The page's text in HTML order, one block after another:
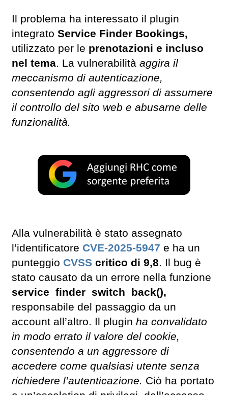
Il problema ha interessato il plugin
integrato Service Finder Bookings,
utilizzato per le prenotazioni e incluso
nel tema. La vulnerabilità aggira il
meccanismo di autenticazione,
consentendo agli aggressori di assumere
il controllo del sito web e abusarne delle
funzionalità.
Alla vulnerabilità è stato assegnato
l’identificatore CVE-2025-5947 e ha un
punteggio CVSS critico di 9,8. Il bug è
stato causato da un errore nella funzione
service_finder_switch_back(),
responsabile del passaggio da un
account all’altro. Il plugin ha convalidato
in modo errato il valore del cookie,
consentendo a un aggressore di
accedere come qualsiasi utente senza
richiedere l’autenticazione. Ciò ha portato